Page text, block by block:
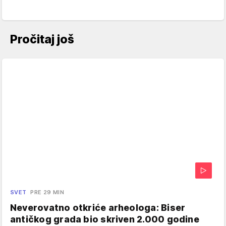
Pročitaj još
SVET PRE 29 MIN
Neverovatno otkriće arheologa: Biser
antičkog grada bio skriven 2.000 godine